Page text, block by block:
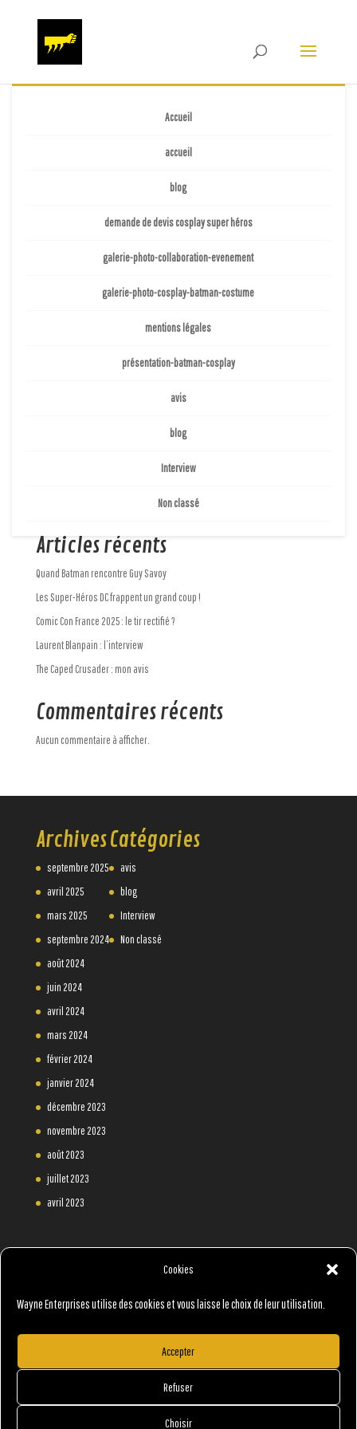
Cookies
Wayne Enterprises utilise des cookies et vous laisse le choix de leur utilisation.
Accepter
Refuser
Choisir
Accueil
accueil
blog
demande de devis cosplay super héros
galerie-photo-collaboration-evenement
galerie-photo-cosplay-batman-costume
mentions légales
présentation-batman-cosplay
avis
blog
Interview
Non classé
Comic Con France 2025 : le tir rectifié ?
Paris Manga Après un lancement en demi-teinte en 2024, la Comic Con
première édition, on peut se demander si les...
Articles récents
Quand Batman rencontre Guy Savoy
Les Super-Héros DC frappent un grand coup !
Comic Con France 2025 : le tir rectifié ?
Laurent Blanpain : l’interview
The Caped Crusader : mon avis
Commentaires récents
Aucun commentaire à afficher.
Archives
septembre 2025
avril 2025
mars 2025
septembre 2024
août 2024
juin 2024
avril 2024
mars 2024
février 2024
janvier 2024
décembre 2023
novembre 2023
août 2023
juillet 2023
avril 2023
Catégories
avis
blog
Interview
Non classé